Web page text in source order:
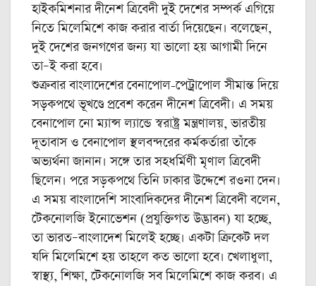
হাইকমিশনার দীনেশ ত্রিবেদী দুই দেশের সম্পর্ক এগিয়ে
নিতে মিলেমিশে কাজ করার বার্তা দিয়েছেন। বলেছেন,
দুই দেশের জনগণের জন্য যা ভালো হয় আগামী দিনে
তা–ই করা হবে।
শুক্রবার বাংলাদেশের বেনাপোল-পেট্রাপোল সীমান্ত দিয়ে
সড়কপথে ভূখণ্ডে প্রবেশ করেন দীনেশ ত্রিবেদী। এ সময়
বেনাপোল নো ম্যান্স ল্যান্ডে স্বরাষ্ট্র মন্ত্রণালয়, ভারতীয়
দূতাবাস ও বেনাপোল স্থলবন্দরের কর্মকর্তারা তাঁকে
অভ্যর্থনা জানান। সঙ্গে তার সহধর্মিণী মৃণাল ত্রিবেদী
ছিলেন। পরে সড়কপথে তিনি ঢাকার উদ্দেশে রওনা দেন।
এ সময় বাংলাদেশি সাংবাদিকদের দীনেশ ত্রিবেদী বলেন,
টেকনোলজি ইনোভেশন (প্রযুক্তিগত উদ্ভাবন) যা হচ্ছে,
তা ভারত–বাংলাদেশ মিলেই হচ্ছে। একটা ক্রিকেট দল
যদি মিলেমিশে হয় তাহলে কত ভালো হবে। খেলাধুলা,
স্বাস্থ্য, শিক্ষা, টেকনোলজি সব মিলেমিশে কাজ করব। এ